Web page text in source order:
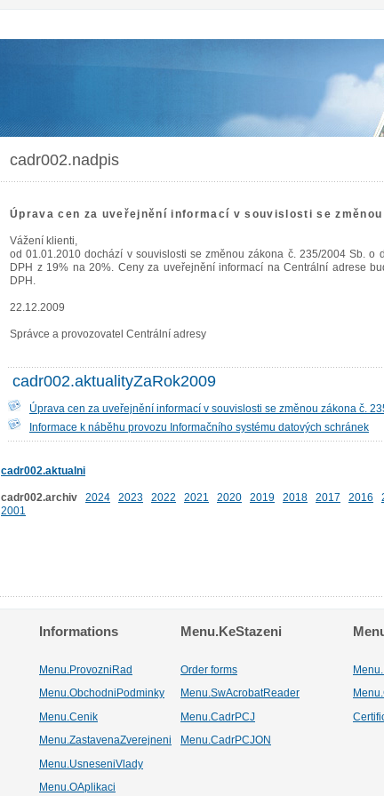
cadr002.nadpis
Úprava cen za uveřejnění informací v souvislosti se změnou
Vážení klienti,
od 01.01.2010 dochází v souvislosti se změnou zákona č. 235/2004 Sb. o
DPH z 19% na 20%. Ceny za uveřejnění informací na Centrální adrese
DPH.
22.12.2009
Správce a provozovatel Centrální adresy
cadr002.aktualityZaRok2009
Úprava cen za uveřejnění informací v souvislosti se změnou zákona č.
Informace k náběhu provozu Informačního systému datových schránek
cadr002.aktualni
cadr002.archiv 2024 2023 2022 2021 2020 2019 2018 2017 2016
2001
Informations Menu.KeStazeni
Menu.ProvozniRad Order forms
Menu.ObchodniPodminky
Menu.SwAcrobatReader
Menu.Cenik Menu.CadrPCJ
Menu.ZastavenaZverejneni
Menu.CadrPCJON
Menu.UsneseniVlady
Menu.OAplikaci